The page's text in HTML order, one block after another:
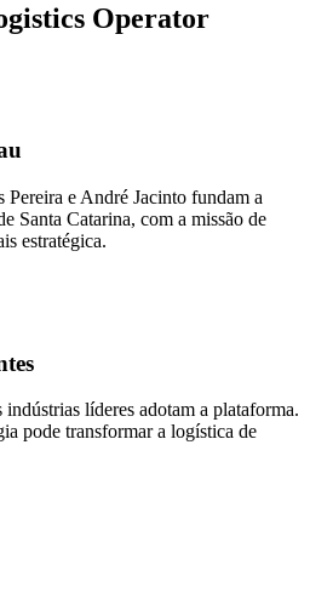
Operator
e André Jacinto fundam a
Santa Catarina, com a missão de
estratégica.
líderes adotam a plataforma.
pode transformar a logística de